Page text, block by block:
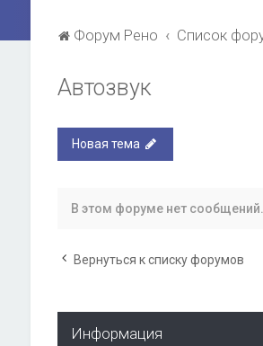
Форум Рено Список
Автозвук
Новая тема
В этом форуме нет сообщений.
Вернуться к списку форумов
Информация